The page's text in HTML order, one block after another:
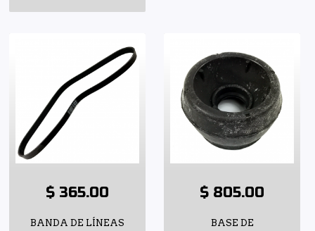
$ 365.00
BANDA DE LÍNEAS
$ 805.00
BASE DE